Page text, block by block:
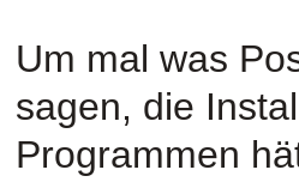
Um mal was
sagen, die
Programmen